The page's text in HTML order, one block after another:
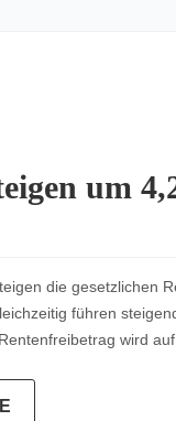
um
die gesetzlichen
führen
wird